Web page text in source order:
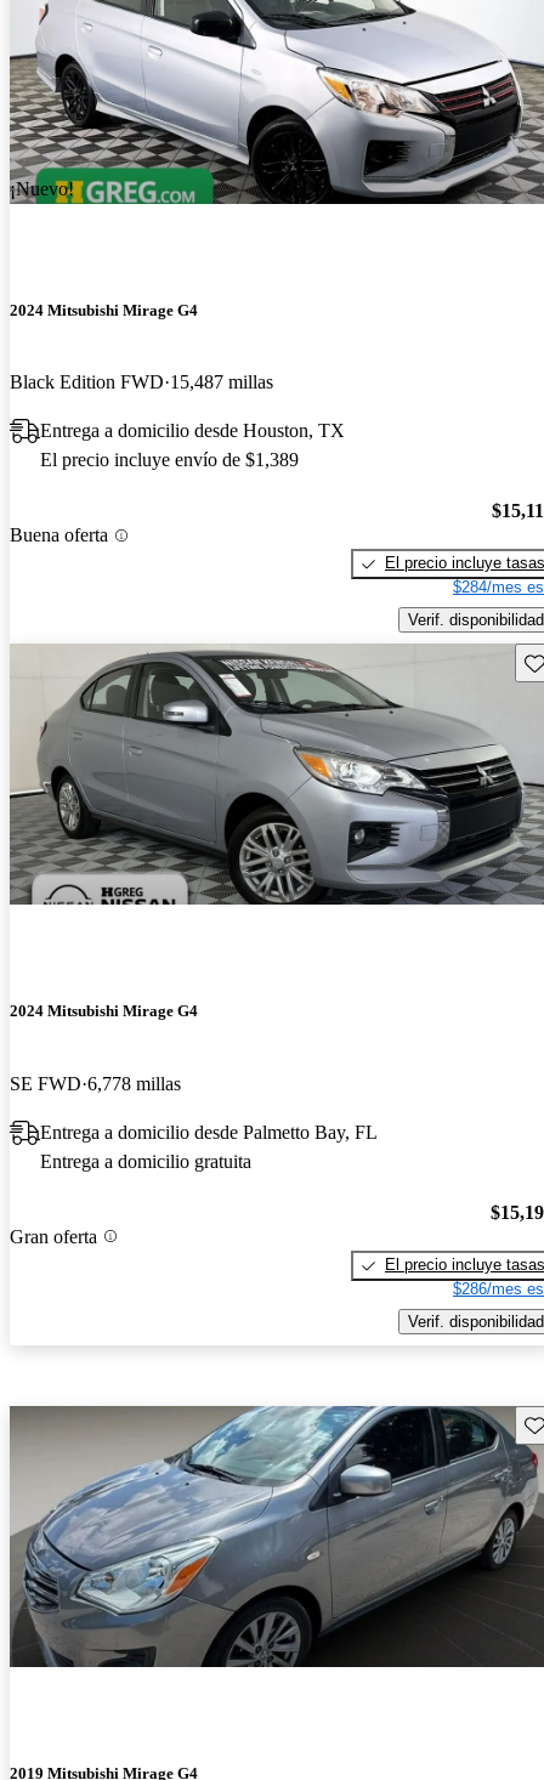
¡Nuevo!
2024 Mitsubishi Mirage G4
Black Edition FWD 15,487 millas
Entrega a domicilio desde Houston, TX
El precio incluye envío de $1,389
Buena oferta
El precio incluye tasas
$284/mes
Verif. disponibilidad
2024 Mitsubishi Mirage G4
SE FWD 6,778 millas
Entrega a domicilio desde Palmetto Bay, FL
Entrega a domicilio gratuita
Gran oferta
El precio incluye tasas
$286/mes
Verif. disponibilidad
2019 Mitsubishi Mirage G4